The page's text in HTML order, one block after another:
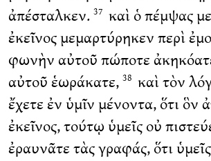
ἀπέσταλκεν. 37 καὶ ὁ πέμψας
ἐκεῖνος μεμαρτύρηκεν περὶ
φωνὴν αὐτοῦ πώποτε
αὐτοῦ ἑωράκατε, 38 καὶ τὸν
ἔχετε ἐν ὑμῖν μένοντα, ὅτι ὃν
ἐκεῖνος, τούτῳ ὑμεῖς οὐ
ἐραυνᾶτε τὰς γραφάς, ὅτι